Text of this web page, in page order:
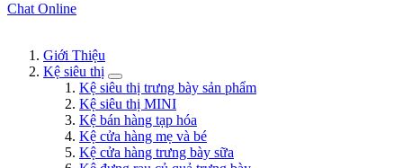
Chat Online
Giới Thiệu
Kệ siêu thị
Kệ siêu thị trưng bày sản phẩm
Kệ siêu thị MINI
Kệ bán hàng tạp hóa
Kệ cửa hàng mẹ và bé
Kệ cửa hàng trưng bày sữa